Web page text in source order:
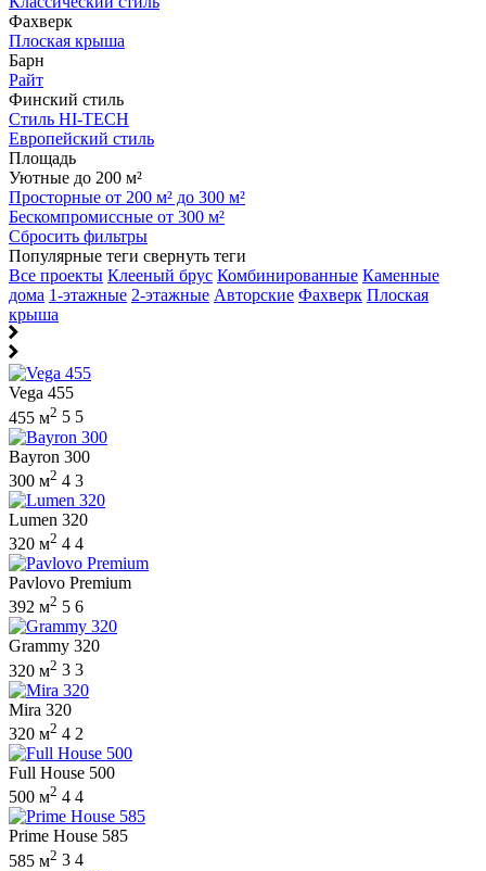
Фахверк
Плоская крыша
Барн
Райт
Финский стиль
Стиль HI-TECH
Европейский стиль
Площадь
Уютные до 200 м²
Просторные от 200 м² до 300 м²
Бескомпромиссные от 300 м²
Сбросить фильтры
Популярные теги свернуть теги
Все проекты Клееный брус Комбинированные Каменные
дома 1-этажные 2-этажные Авторские Фахверк Плоская
крыша
Vega 455
455 м2 5 5
Bayron 300
300 м2 4 3
Lumen 320
320 м2 4 4
Pavlovo Premium
392 м2 5 6
Grammy 320
320 м2 3 3
Mira 320
320 м2 4 2
Full House 500
500 м2 4 4
Prime House 585
585 м2 3 4